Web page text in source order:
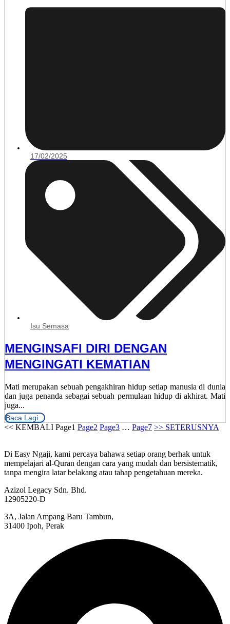
17/02/2025
Isu Semasa
MENGINSAFI DIRI DENGAN
MENGINGATI KEMATIAN
Mati merupakan sebuah pengakhiran hidup setiap manusia di dunia
dan juga penanda sebagai sebuah permulaan hidup di akhirat. Mati
juga...
Baca Lagi...
<< KEMBALI Page1 Page2 Page3 … Page7 >> SETERUSNYA
Di Easy Ngaji, kami percaya bahawa setiap orang berhak untuk
mempelajari al-Quran dengan cara yang mudah dan bersistematik,
tanpa mengira latar belakang atau tahap pengetahuan mereka.
Azizol Legacy Sdn. Bhd.
12905220-D
3A, Jalan Ampang Baru Tambun,
31400 Ipoh, Perak